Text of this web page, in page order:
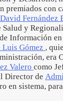
premiados con
Fernández
Salud y
Información
Luis Gómez ,
era
Valero como
Director de
en sistema,